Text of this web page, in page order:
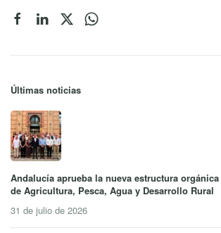
Últimas noticias
Andalucía aprueba la nueva estructura
de Agricultura, Pesca, Agua y Desarrollo Rural
31 de julio de 2026